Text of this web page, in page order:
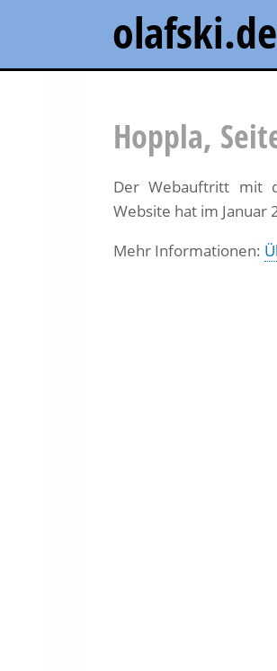
olafski.de
Hoppla,
Der Webauftritt mit
Website hat im Januar
Mehr Informationen: